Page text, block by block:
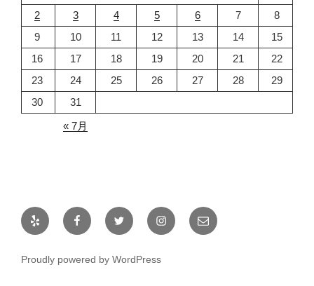
2
3 4 5 6 7
8
9
10 11 12 13 14
15
16
17 18 19 20 21
22
23
24 25 26 27 28
29
30
31
« 7月
Yelp FacebookTwitter Instagramメ
ー
Proudly powered by WordPress